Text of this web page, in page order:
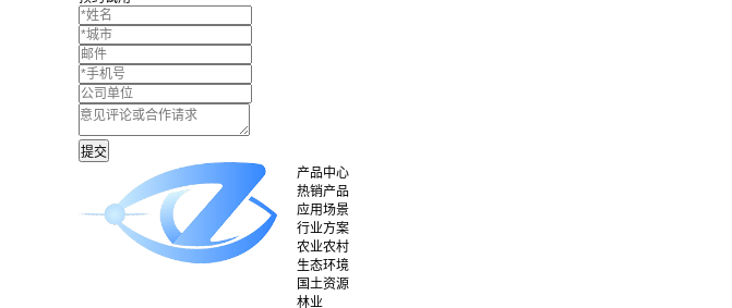
产品中心
热销产品
应用场景
行业方案
农业农村
生态环境
国土资源
林业